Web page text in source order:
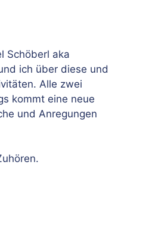
Schöberl aka
ich über diese und
Alle zwei
kommt eine neue
und Anregungen